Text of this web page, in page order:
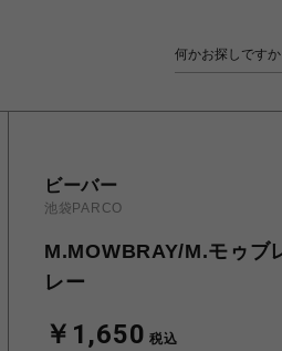
ビーバー
池袋PARCO
M.MOWBRAY/M.モゥ
レー
￥1,650 税込